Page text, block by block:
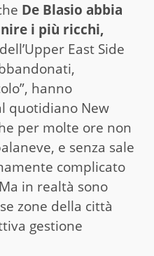
De Blasio abbia
i più ricchi,
East Side
hanno
quotidiano New
per molte ore non
e senza sale
complicato
in realtà sono
zone della città
gestione